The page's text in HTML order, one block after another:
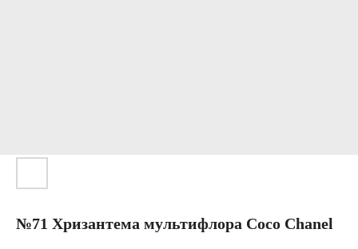
№71 Хризантема мультифлора Coco Chanel